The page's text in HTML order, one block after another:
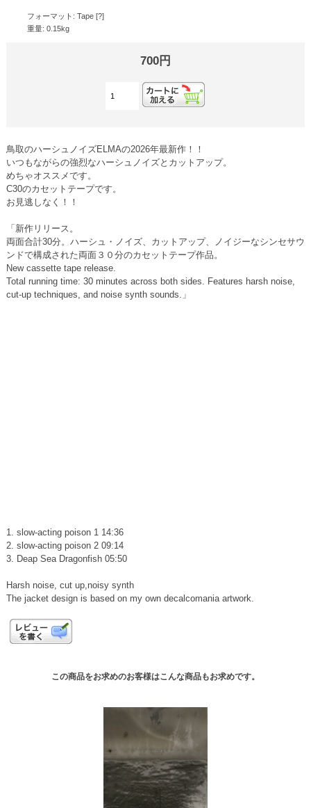
フォーマット: Tape [?]
重量: 0.15kg
700円
鳥取のハーシュノイズELMAの2026年最新作！！
いつもながらの強烈なハーシュノイズとカットアップ。
めちゃオススメです。
C30のカセットテープです。
お見逃しなく！！
「新作リリース。
両面合計30分。ハーシュ・ノイズ、カットアップ、ノイジーなシンセサウ
ンドで構成された両面３０分のカセットテープ作品。
New cassette tape release.
Total running time: 30 minutes across both sides. Features harsh noise,
cut-up techniques, and noise synth sounds.」
1. slow-acting poison 1 14:36
2. slow-acting poison 2 09:14
3. Deap Sea Dragonfish 05:50
Harsh noise, cut up,noisy synth
The jacket design is based on my own decalcomania artwork.
この商品をお求めのお客様はこんな商品もお求めです。